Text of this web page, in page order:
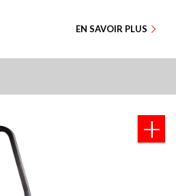
EN SAVOIR PLUS